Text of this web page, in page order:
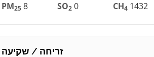
PM25 8 SO2 0 CH4 1432
זריחה / שקיעה